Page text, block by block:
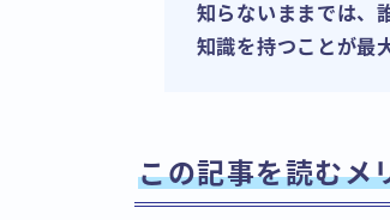
知らないままでは、
知識を持つことが最
この記事を読むメ